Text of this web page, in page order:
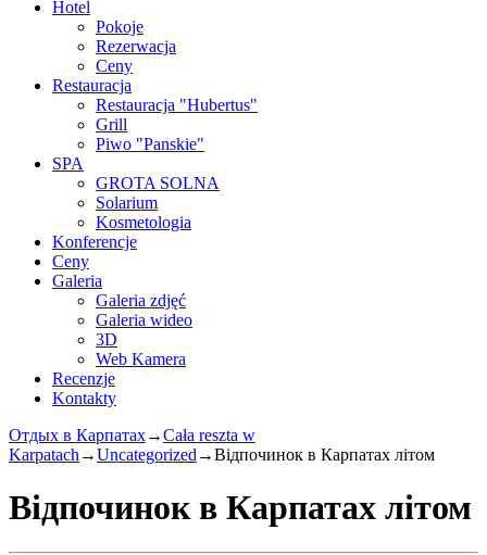
Hotel
Pokoje
Rezerwacja
Сeny
Restauracja
Restauracja "Hubertus"
Grill
Piwo "Panskie"
SPA
GROTA SOLNA
Solarium
Kosmetologia
Konferencje
Сeny
Galeria
Galeria zdjęć
Galeria wideo
3D
Web Kamera
Recenzje
Kontakty
Отдых в Карпатах→Cała reszta w
Karpatach →Uncategorized →Відпочинок в Карпатах літом
Відпочинок в Карпатах літом